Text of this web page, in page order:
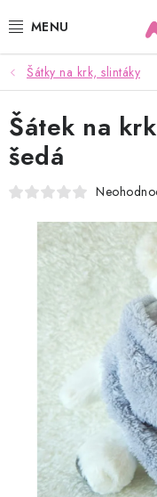
na
KOJENECKÉ, DĚTSKÉ
ČEPICE, RUKAVICE,
OSUŠKY, BRYNDÁKY,
POUKAZY
KONTAKTY
HODNOCENÍ
Kontakty Proč
Tabulka velikostí
Velkoobchod
Podmínky ochrany
Šátky na krk, slintáky
Šátek na
šedá